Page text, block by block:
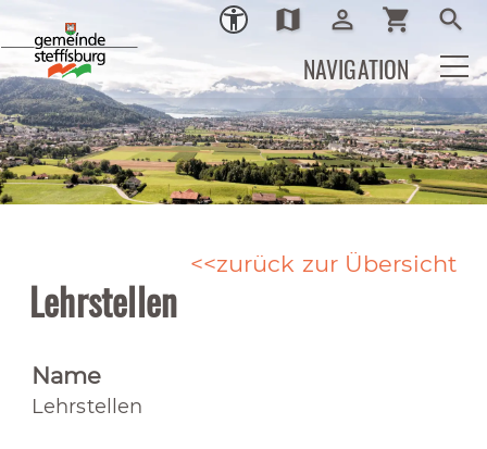
Ortsplan
map Login
person_outline shopping_cart search
NAVIGATION
zurück zur Übersicht
Lehrstellen
Name
Lehrstellen